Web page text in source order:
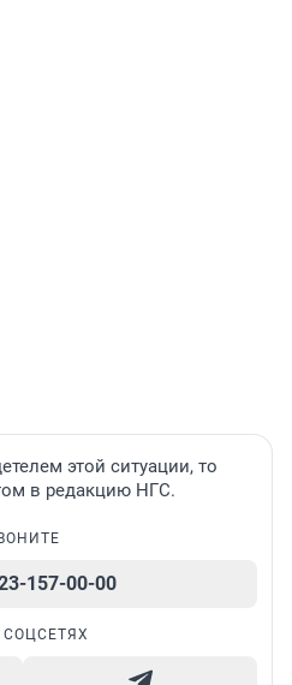
этой ситуации, то
в редакцию НГС.
157-00-00